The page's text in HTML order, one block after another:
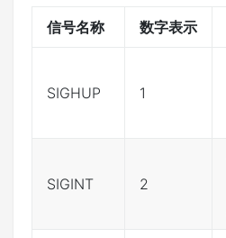
信号名称 数字表示
SIGHUP 1
SIGINT 2